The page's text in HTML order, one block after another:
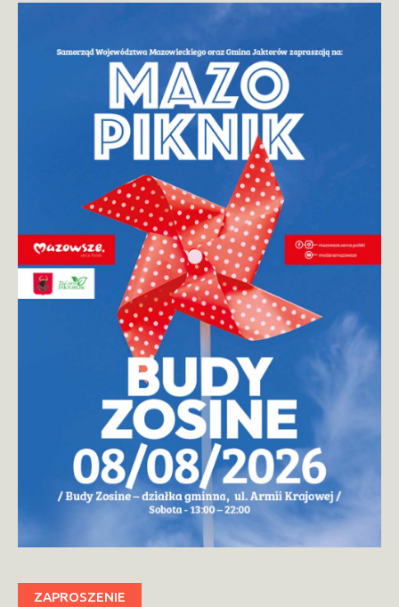
ZAPROSZENIE